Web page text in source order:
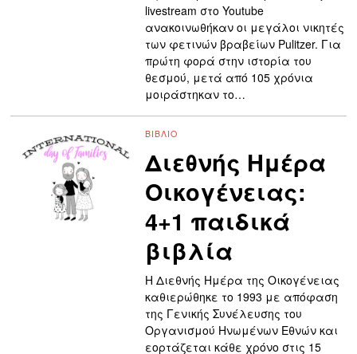
livestream στο Youtube
ανακοινωθήκαν οι μεγάλοι νικητές
των φετινών βραβείων Pulitzer. Για
πρώτη φορά στην ιστορία του
θεσμού, μετά από 105 χρόνια
μοιράστηκαν το…
ΒΙΒΛΊΟ
Διεθνής Ημέρα
Οικογένειας:
4+1 παιδικά
βιβλία
Η Διεθνής Ημέρα της Οικογένειας
καθιερώθηκε το 1993 με απόφαση
της Γενικής Συνέλευσης του
Οργανισμού Ηνωμένων Εθνών και
εορτάζεται κάθε χρόνο στις 15